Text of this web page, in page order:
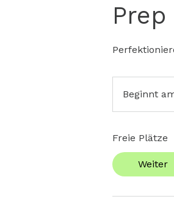
Prep
Beginnt
Freie Plätze
Weiter